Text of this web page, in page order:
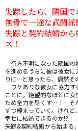
失踪したら、隣国
無骨で一途な武闘
失踪と契約結婚か
ス！
行方不明になった隣国の
を進めるうちに彼は彼女
りに…と思ったら、偶然そ
ワケありな彼女に協力す
ことに。絶望的なほどに
ため全力を尽くす…！　そ
ずつ縮まっていく。けれど
幸せに結婚できるのか!?
失踪&契約結婚から始まる